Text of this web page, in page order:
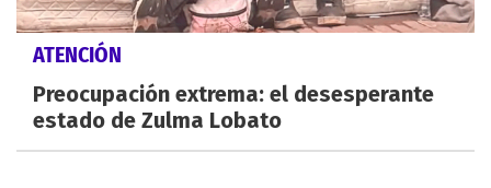
ATENCIÓN
Preocupación extrema: el desesperante
estado de Zulma Lobato